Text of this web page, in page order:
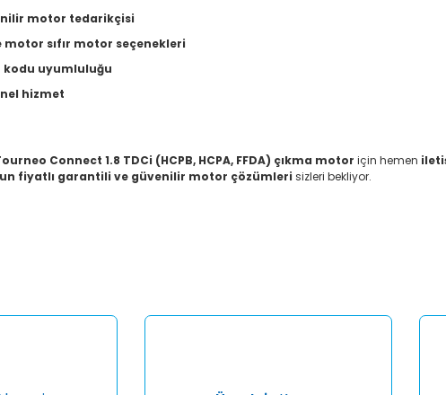
motor tedarikçisi
sıfır motor seçenekleri
uyumluluğu
hizmet
Connect 1.8 TDCi (HCPB, HCPA, FFDA) çıkma motor için hemen
fiyatlı garantili ve güvenilir motor çözümleri sizleri bekliyor.
bulunuyor.